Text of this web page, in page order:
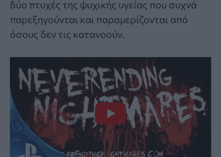
δύο πτυχές της ψυχικής υγείας που συχνά
παρεξηγούνται και παραμερίζονται από
όσους δεν τις κατανοούν.